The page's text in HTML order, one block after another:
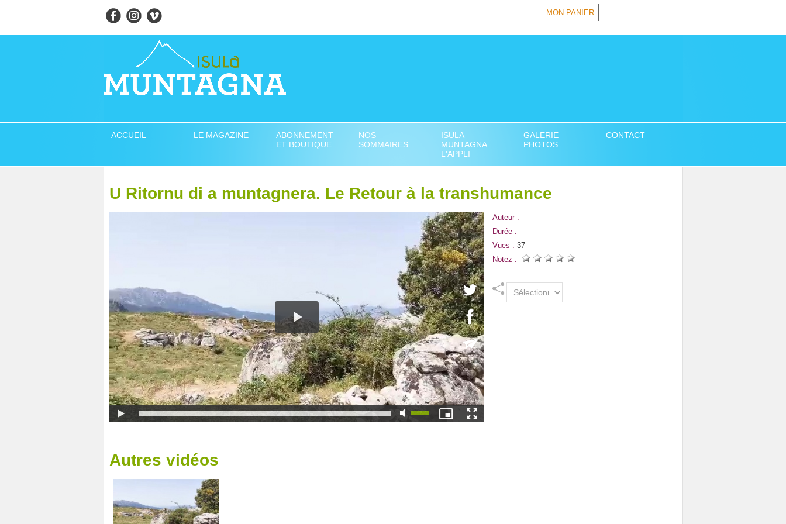
MON PANIER
ACCUEIL LE MAGAZINE
ABONNEMENT
ET BOUTIQUE
NOS
SOMMAIRES
ISULA
MUNTAGNA
L'APPLI
GALERIE
PHOTOS
CONTACT
U Ritornu di a muntagnera. Le Retour à la transhumance
Auteur :
Durée :
Vues : 37
Notez :
Autres vidéos